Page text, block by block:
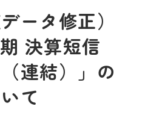
ータ修正）
期 決算短信
連結）」の
て